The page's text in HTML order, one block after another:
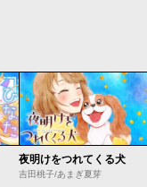
夜明けをつれてくる犬
吉田桃子/あまぎ夏芽